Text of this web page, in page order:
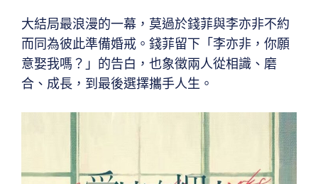
大結局最浪漫的一幕，莫過於錢菲與李亦非不約
而同為彼此準備婚戒。錢菲留下「李亦非，你願
意娶我嗎？」的告白，也象徵兩人從相識、磨
合、成長，到最後選擇攜手人生。